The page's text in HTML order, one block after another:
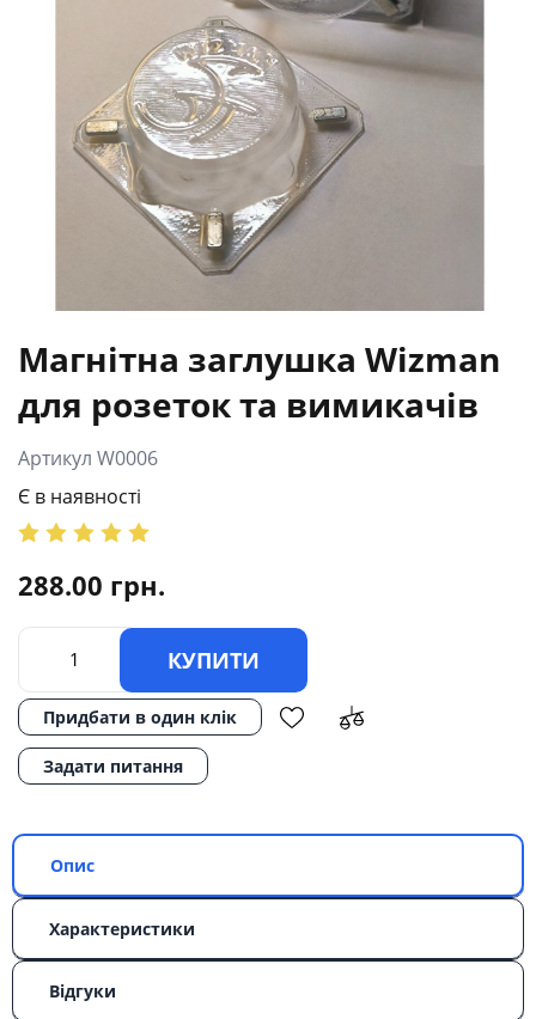
Магнітна заглушка Wizman
для розеток та вимикачів
Артикул W0006
Є в наявності
288.00 грн.
КУПИТИ
Придбати в один клік
Задати питання
Опис
Характеристики
Відгуки